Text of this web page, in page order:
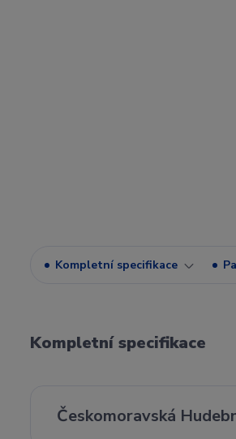
Kompletní specifikace
Kompletní specifikace
Českomoravská